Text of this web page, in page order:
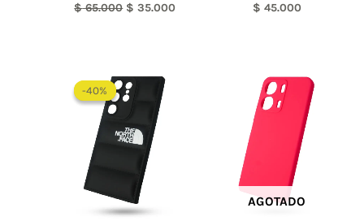
$65.000 $ 35.000 $ 45.000
-40%
-40%
precios:
desde
$ 35.000
hasta
$ 35.900
AGOTADO